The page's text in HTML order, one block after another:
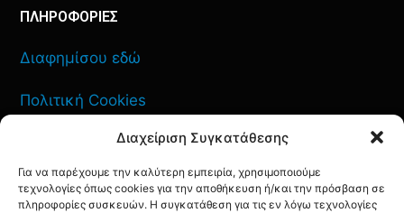
Διαχείριση Συγκατάθεσης
Για να παρέχουμε την καλύτερη εμπειρία, χρησιμοποιούμε
τεχνολογίες όπως cookies για την αποθήκευση ή/και την πρόσβαση σε
πληροφορίες συσκευών. Η συγκατάθεση για τις εν λόγω τεχνολογίες
ΠΛΗΡΟΦΟΡΙΕΣ
Διαφημίσου εδώ
Πολιτική Cookies
Πολιτική Απορρήτου